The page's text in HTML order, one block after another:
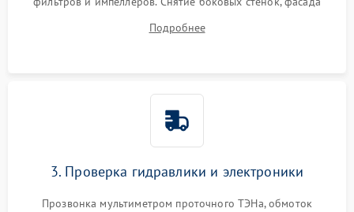
циркуляционному насосу, ТЭНу и сливной помпе.
Подробнее
3. Проверка гидравлики и электроники
Прозвонка мультиметром проточного ТЭНа, обмоток